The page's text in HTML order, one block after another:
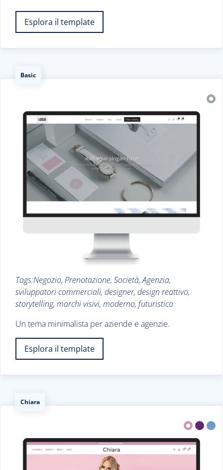
Esplora il template
Basic
Tags:Negozio, Prenotazione, Società, Agenzia,
sviluppatori commerciali, designer, design reattivo,
storytelling, marchi visivi, moderno, futuristico
Un tema minimalista per aziende e agenzie.
Esplora il template
Chiara